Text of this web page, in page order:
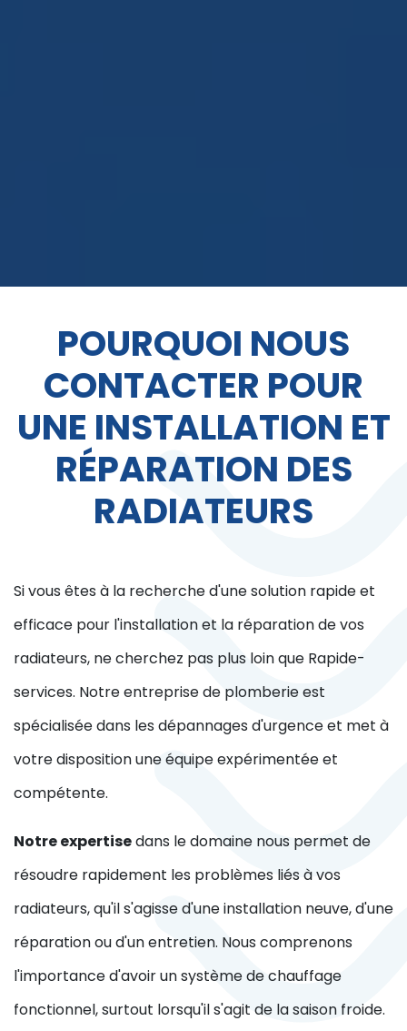
POURQUOI NOUS
CONTACTER POUR
UNE INSTALLATION ET
RÉPARATION DES
RADIATEURS
Si vous êtes à la recherche d'une solution rapide et
efficace pour l'installation et la réparation de vos
radiateurs, ne cherchez pas plus loin que Rapide-
services. Notre entreprise de plomberie est
spécialisée dans les dépannages d'urgence et met à
votre disposition une équipe expérimentée et
compétente.
Notre expertisedans le domaine nous permet de
résoudre rapidement les problèmes liés à vos
radiateurs, qu'il s'agisse d'une installation neuve, d'une
réparation ou d'un entretien. Nous comprenons
l'importance d'avoir un système de chauffage
fonctionnel, surtout lorsqu'il s'agit de la saison froide.